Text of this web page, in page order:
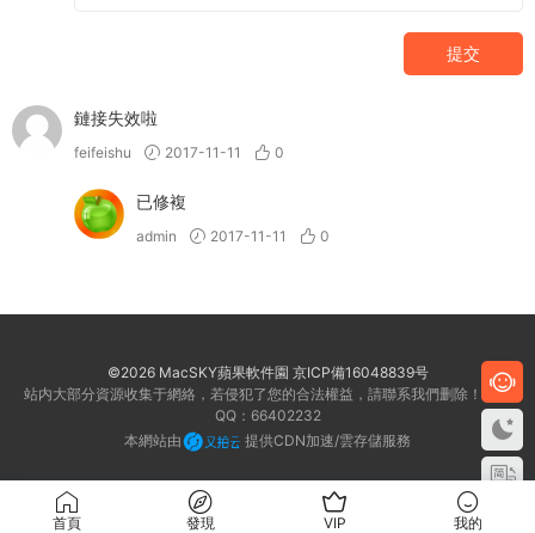
提交
鏈接失效啦
feifeishu 2017-11-11 0
已修複
admin 2017-11-11 0
©2026 MacSKY蘋果軟件園 京ICP備16048839号
站内大部分資源收集于網絡，若侵犯了您的合法權益，請聯系我們删除！客服
QQ：66402232
本網站由
提供CDN加速/雲存儲服務
首頁 發現 VIP 我的